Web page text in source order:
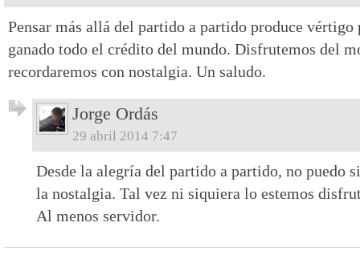
Pensar más allá del partido a partido produce vértigo
ganado todo el crédito del mundo. Disfrutemos del
recordaremos con nostalgia. Un saludo.
Jorge Ordás
29 abril 2014 7:47
Desde la alegría del partido a partido, no puedo
la nostalgia. Tal vez ni siquiera lo estemos
Al menos servidor.